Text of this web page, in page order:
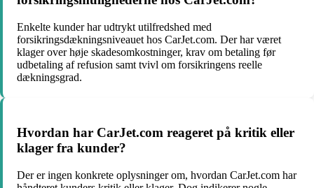
Enkelte kunder har udtrykt utilfredshed med
forsikringsdækningsniveauet hos CarJet.com. Der har været
klager over høje skadesomkostninger, krav om betaling før
udbetaling af refusion samt tvivl om forsikringens reelle
dækningsgrad.
Hvordan har CarJet.com reageret på kritik eller
klager fra kunder?
Der er ingen konkrete oplysninger om, hvordan CarJet.com har